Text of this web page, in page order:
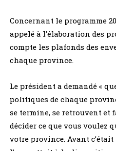
Concernant le programme
appelé à l’élaboration des
compte les plafonds des
chaque province.
Le président a demandé «
politiques de chaque
se termine, se retrouvent et
décider ce que vous voulez
votre province. Avant